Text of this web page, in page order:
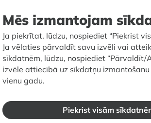
kolekcijā ietilpst mēbeles,
trauki, kastītes, svečturi,
darbi.
koka mākslas attīstību Latvijā,
Kolekcijā atrodami dažādu laiku
pēc Anša Cīruļa, Jūlija
kompozīciju metiem un
Mēs izmantojam
Ja piekrītat, lūdzu, nospiediet “Piekrist
Ja vēlaties pārvaldīt savu izvēli vai
sīkdatnēm, lūdzu, nospiediet “Pārvaldīt/
izvēle attiecībā uz sīkdatņu
vienu gadu.
Piekrist visām